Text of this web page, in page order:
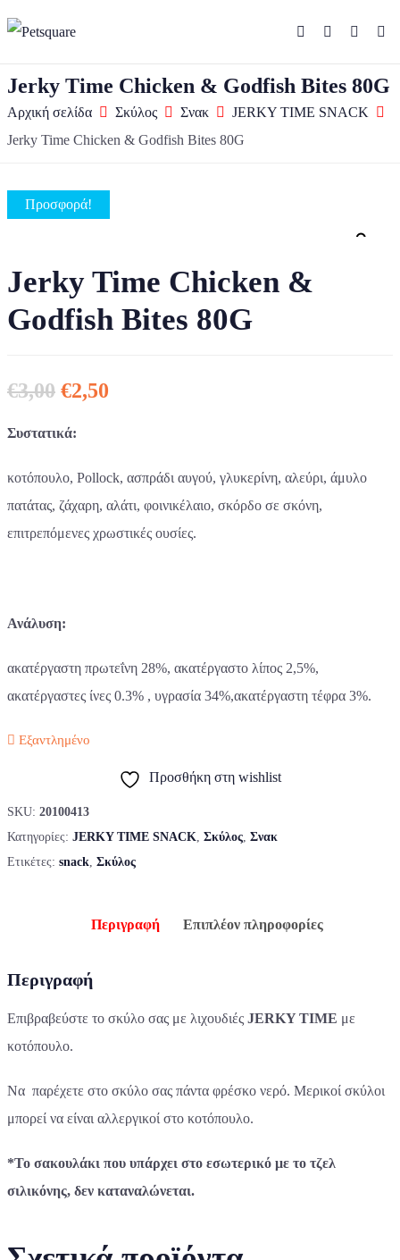
Jerky Time Chicken & Godfish Bites 80G
Αρχική σελίδα Σκύλος Σνακ
JERKY TIME SNACK
Jerky Time Chicken & Godfish Bites 80G
Προσφορά!
Jerky Time Chicken &
Godfish Bites 80G
€3,00 Original price was: €3,00.
€2,50
Συστατικά:
κοτόπουλο, Pollock, ασπράδι αυγού, γλυκερίνη, αλεύρι, άμυλο
πατάτας, ζάχαρη, αλάτι, φοινικέλαιο, σκόρδο σε σκόνη,
επιτρεπόμενες χρωστικές ουσίες.
Ανάλυση:
ακατέργαστη πρωτεΐνη 28%, ακατέργαστο λίπος 2,5%,
ακατέργαστες ίνες 0.3% , υγρασία 34%,ακατέργαστη τέφρα 3%.
Εξαντλημένο
Προσθήκη στη wishlist
SKU: 20100413
Κατηγορίες: JERKY TIME SNACK Σκύλος Σνακ
Ετικέτες: snack Σκύλος
Περιγραφή Επιπλέον πληροφορίες
Περιγραφή
Επιβραβεύστε το σκύλο σας με λιχουδιές JERKY TIME με
κοτόπουλο.
Να παρέχετε στο σκύλο σας πάντα φρέσκο νερό. Mερικοί σκύλοι
μπορεί να είναι αλλεργικοί στο κοτόπουλο.
*Το σακουλάκι που υπάρχει στο εσωτερικό με το τζελ
σιλικόνης, δεν καταναλώνεται.